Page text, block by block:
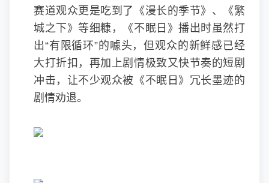
赛道观众更是吃到了《漫长的季节》、《繁
城之下》等细糠，《不眠日》播出时虽然打
出“有限循环”的噱头，但观众的新鲜感已经
大打折扣，再加上剧情极致又快节奏的短剧
冲击，让不少观众被《不眠日》冗长墨迹的
剧情劝退。